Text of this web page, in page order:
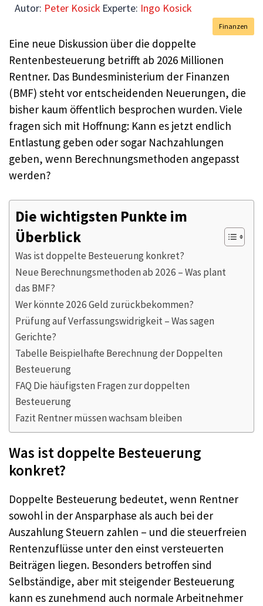
Autor: Peter Kosick Experte: Ingo Kosick
Finanzen
Eine neue Diskussion über die doppelte
Rentenbesteuerung betrifft ab 2026 Millionen
Rentner. Das Bundesministerium der Finanzen
(BMF) steht vor entscheidenden Neuerungen, die
bisher kaum öffentlich besprochen wurden. Viele
fragen sich mit Hoffnung: Kann es jetzt endlich
Entlastung geben oder sogar Nachzahlungen
geben, wenn Berechnungsmethoden angepasst
werden?
Die wichtigsten Punkte im
Überblick
Was ist doppelte Besteuerung konkret?
Neue Berechnungsmethoden ab 2026 – Was plant
das BMF?
Wer könnte 2026 Geld zurückbekommen?
Prüfung auf Verfassungswidrigkeit – Was sagen
Gerichte?
Tabelle Beispielhafte Berechnung der Doppelten
Besteuerung
FAQ Die häufigsten Fragen zur doppelten
Besteuerung
Fazit Rentner müssen wachsam bleiben
Was ist doppelte Besteuerung
konkret?
Doppelte Besteuerung bedeutet, wenn Rentner
sowohl in der Ansparphase als auch bei der
Auszahlung Steuern zahlen – und die steuerfreien
Rentenzuflüsse unter den einst versteuerten
Beiträgen liegen. Besonders betroffen sind
Selbständige, aber mit steigender Besteuerung
kann es zunehmend auch normale Arbeitnehmer